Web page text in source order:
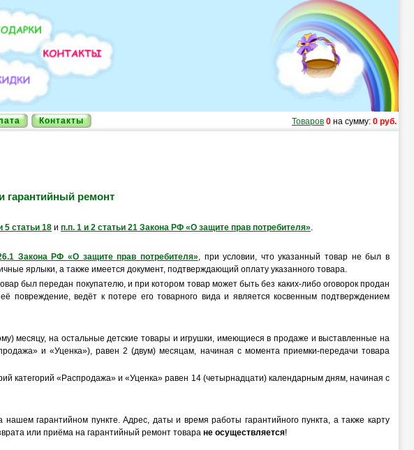
Контакты Товаров 0 на сумму: 0 руб.
гарантийный ремонт
5 статьи 18 и п.п. 1 и 2 статьи 21 Закона РФ «О защите прав потребителя».
Закона РФ «О защите прав потребителя», при условии, что указанный товар не был в
ярлыки, а также имеется документ, подтверждающий оплату указанного товара.
был передан покупателю, и при котором товар может быть без каких-либо оговорок продан
повреждение, ведёт к потере его товарного вида и является косвенным подтверждением
месяцу, на остальные детские товары и игрушки, имеющиеся в продаже и выставленные на
и «Уценка»), равен 2 (двум) месяцам, начиная с момента приемки-передачи товара
категорий «Распродажа» и «Уценка» равен 14 (четырнадцати) календарным дням, начиная с
нашем гарантийном пункте. Адрес, даты и время работы гарантийного пункта, а также карту
или приёма на гарантийный ремонт товара не осуществляется!